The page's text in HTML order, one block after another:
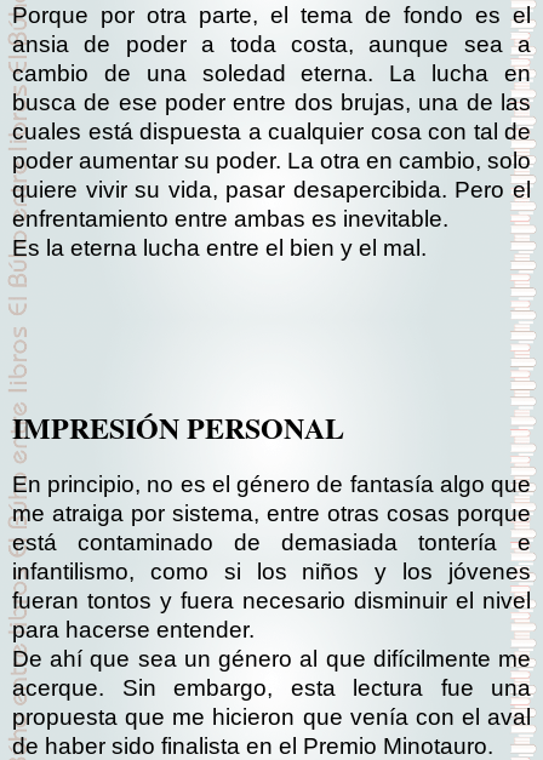
Porque por otra parte, el tema de fondo es el
ansia de poder a toda costa, aunque sea a
cambio de una soledad eterna. La lucha en
busca de ese poder entre dos brujas, una de las
cuales está dispuesta a cualquier cosa con tal de
poder aumentar su poder. La otra en cambio, solo
quiere vivir su vida, pasar desapercibida. Pero el
enfrentamiento entre ambas es inevitable.
Es la eterna lucha entre el bien y el mal.
IMPRESIÓN PERSONAL
En principio, no es el género de fantasía algo que
me atraiga por sistema, entre otras cosas porque
está contaminado de demasiada tontería e
infantilismo, como si los niños y los jóvenes
fueran tontos y fuera necesario disminuir el nivel
para hacerse entender.
De ahí que sea un género al que difícilmente me
acerque. Sin embargo, esta lectura fue una
propuesta que me hicieron que venía con el aval
de haber sido finalista en el Premio Minotauro.